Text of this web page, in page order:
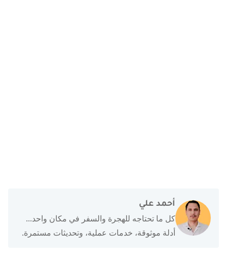
أحمد علي
كل ما تحتاجه للهجرة والسفر في مكان واحد...
أدلة موثوقة، خدمات عملية، وتحديثات مستمرة.